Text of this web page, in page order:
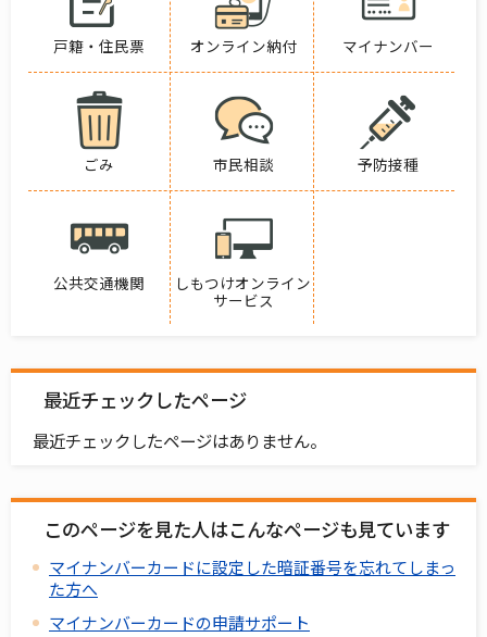
戸籍・住民票 オンライン納付 マイナンバー
ごみ 市民相談 予防接種
公共交通機関
しもつけオンライン
サービス
最近チェックしたページ
最近チェックしたページはありません。
このページを見た人はこんなページも見ています
マイナンバーカードに設定した暗証番号を忘れてしまっ
た方へ
マイナンバーカードの申請サポート